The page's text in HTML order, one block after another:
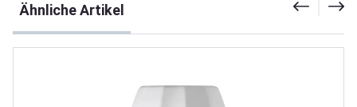
Ähnliche Artikel